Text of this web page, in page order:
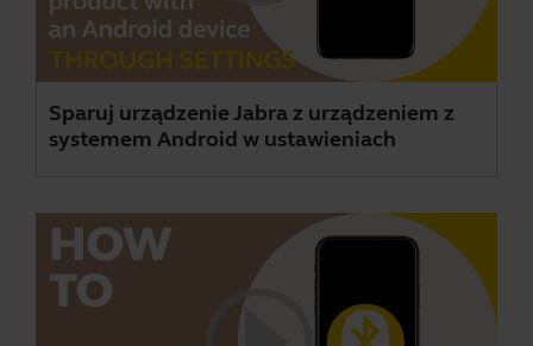
Sparuj urządzenie Jabra z urządzeniem z
systemem Android w ustawieniach